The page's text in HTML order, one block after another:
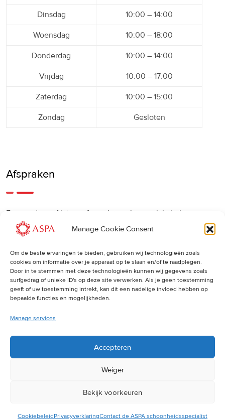
Manage Cookie Consent
Om de beste ervaringen te bieden, gebruiken wij technologieën zoals
cookies om informatie over je apparaat op te slaan en/of te raadplegen.
Door in te stemmen met deze technologieën kunnen wij gegevens zoals
surfgedrag of unieke ID's op deze site verwerken. Als je geen toestemming
geeft of uw toestemming intrekt, kan dit een nadelige invloed hebben op
bepaalde functies en mogelijkheden.
Manage services
Accepteren
Weiger
Bekijk voorkeuren
CookiebeleidPrivacyverklaringContact de ASPA schoonheidsspecialist
Dinsdag 10:00 – 14:00
Woensdag 10:00 – 18:00
Donderdag 10:00 – 14:00
Vrijdag 10:00 – 17:00
Zaterdag 10:00 – 15:00
Zondag Gesloten
Afspraken
Een eerdere of latere afspraak is ook mogelijk, bel ons
gerust.
Cancellations:
Indien u een afspraak wilt wijzigen of annuleren, vragen wij
u dit 24 uur van tevoren door te geven. Anders worden de
© 2025 ASPA Direct